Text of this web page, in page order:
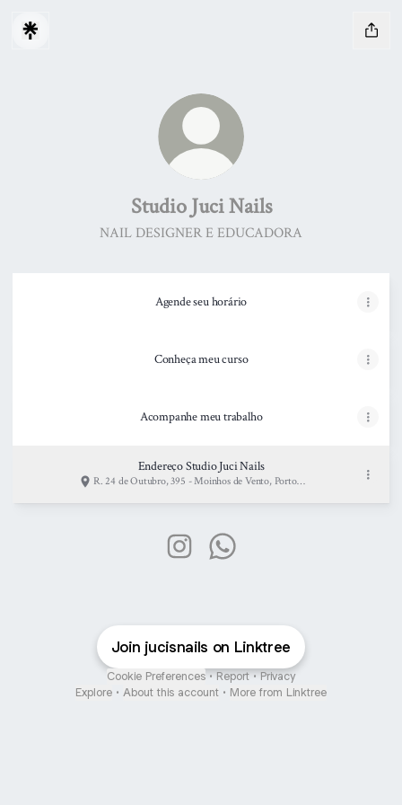
Studio Juci Nails
NAIL DESIGNER E EDUCADORA
Agende seu horário
Conheça meu curso
Acompanhe meu trabalho
Endereço Studio Juci Nails
R. 24 de Outubro, 395 - Moinhos de Vento, Porto
Join jucisnails on Linktree
Cookie Preferences • Report • Privacy
Explore • About this account • More from Linktree